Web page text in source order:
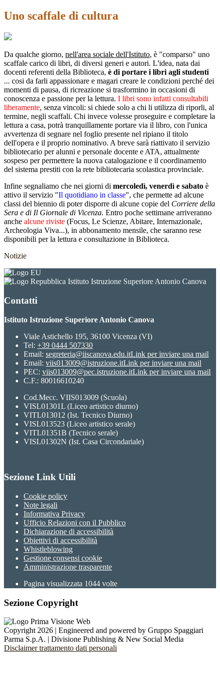
Uno scaffale di cultura
Da qualche giorno, nell'area sociale dell'Istituto, è "comparso" uno
scaffale carico di libri, di diversi generi e autori. L'idea, nata dai
docenti referenti della Biblioteca, è di portare i libri agli studenti
... cosi da farli appassionare e magari creare le condizioni perché dei
momenti di pausa, di ricreazione si trasformino in occasioni di
conoscenza e passione per la lettura. I libri sono infatti consultabili
liberamente, senza vincoli: si chiede solo a chi li utilizza di riporli, al
termine, negli scaffali. Chi invece volesse proseguire e completare la
lettura a casa, potrà tranquillamente portare via il libro, con l'unica
avvertenza di segnare nel foglio presente nel ripiano il titolo
dell'opera e il proprio nominativo. A breve sarà riattivato il servizio
bibliotecario per alunni e personale docente e ATA, attualmente
sospeso per permettere la nuova catalogazione e il coordinamento
del sistema prestiti con la rete bibliotecaria scolastica provinciale.
Infine segnaliamo che nei giorni di mercoledì, venerdì e sabato è
attivo il servizio "Il quotidiano in classe", che permette ad alcune
classi del biennio di poter disporre di alcune copie del Corriere della
Sera e di Il Giornale di Vicenza. Entro poche settimane arriveranno
anche alcune riviste (Focus, Le Scienze, Abitare, Internazionale,
Archeologia Viva...), in abbonamento mensile, che saranno rese
disponibili per la lettura e consultazione in Biblioteca.
Notizie
Istituto Istruzione Superiore Antonio Canova
Contatti
Istituto Istruzione Superiore Antonio Canova
Viale Astichello 195, 36100 Vicenza (VI)
Tel: +39 0444 507330
Email: segreteria@iiscanova.edu.itLink per inviare una mail
Email: viis013009@istruzione.itLink per inviare una mail
PEC: viis013009@pec.istruzione.itLink per inviare una mail
C.F.: 80016610240
Cod.Mecc. VIIS013009 (Scuola)
VISL01301L (Liceo artistico diurno)
VITL013012 (Ist. Tecnico Diurno)
VISL013523 (Liceo artistico serale)
VITL01351B (Tecnico serale)
VISL01302N (Ist. Casa Circondariale)
Sezione Link Utili
Cookie policy
Note legali
Informativa Privacy
Ufficio Relazioni con il Pubblico
Dichiarazione di accessibilità
Obiettivi di accessibilità
Whistleblowing
Gestione consensi cookie
Amministrazione trasparente
Pagina visualizzata 1044 volte
Sezione Copyright
Copyright 2026 | Engineered and powered by Gruppo Spaggiari
Parma S.p.A. | Divisione Publishing & New Social Media
Disclaimer trattamento dati personali